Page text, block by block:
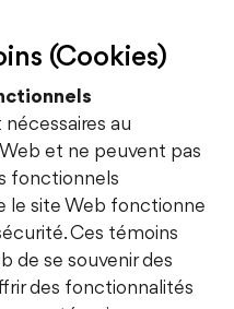
(Cookies)
au
et ne peuvent pas
fonctionnels
le site Web fonctionne
Ces témoins
de se souvenir des
des fonctionnalités